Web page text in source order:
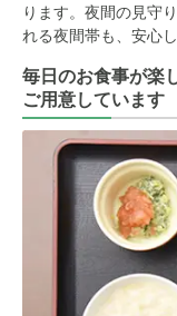
ります。夜間の見守
れる夜間帯も、安心
毎日のお食事が楽
ご用意しています